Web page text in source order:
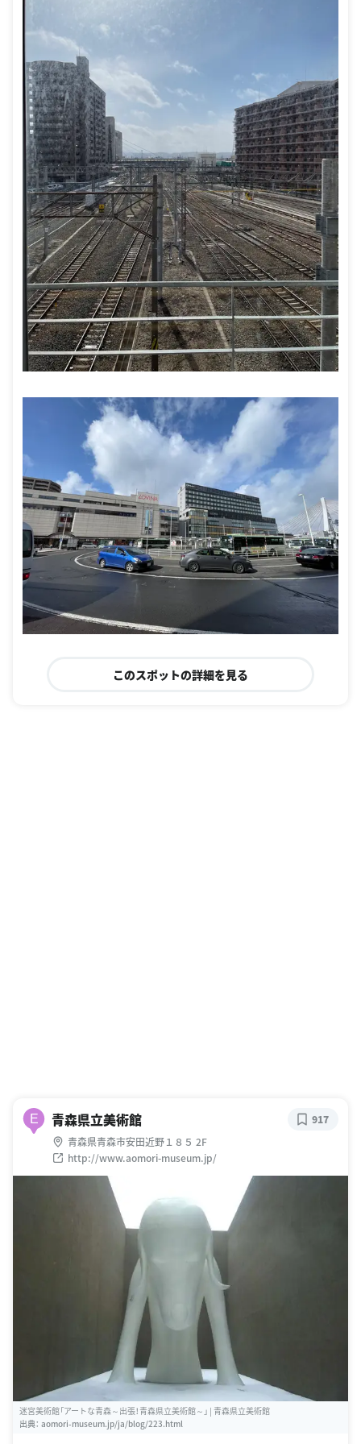
このスポットの詳細を見る
E 青森県立美術館
青森県青森市安田近野１８５ 2F
http://www.aomori-museum.jp/
917
迷宮美術館「アートな青森～出張！青森県立美術館～」 | 青森県立美術館
出典： aomori-museum.jp/ja/blog/223.html